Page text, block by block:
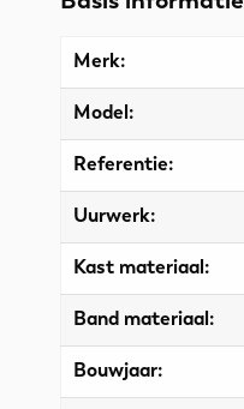
Merk:
Model:
Referentie:
Uurwerk:
Kast materiaal:
Band materiaal:
Bouwjaar: